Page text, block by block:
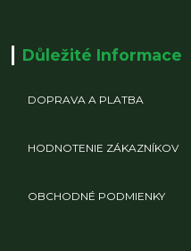
Důležité Informace
DOPRAVA A PLATBA
HODNOTENIE ZÁKAZNÍKOV
OBCHODNÉ PODMIENKY